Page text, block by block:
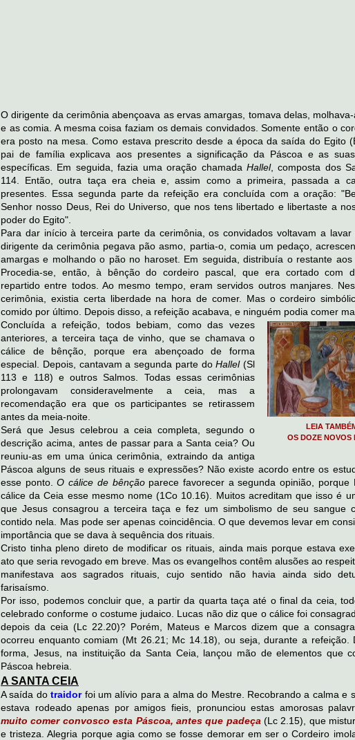
O dirigente da cerimônia abençoava as ervas amargas, tomava delas,
e as comia. A mesma coisa faziam os demais convidados. Somente então o
era posto na mesa. Como estava prescrito desde a época da saída do Egito
pai de família explicava aos presentes a significação da Páscoa e as
específicas. Em seguida, fazia uma oração chamada Hallel, composta dos
114. Então, outra taça era cheia e, assim como a primeira, passada a
presentes. Essa segunda parte da refeição era concluída com a oração:
Senhor nosso Deus, Rei do Universo, que nos tens libertado e libertaste a
poder do Egito".
Para dar início à terceira parte da cerimônia, os convidados voltavam a
dirigente da cerimônia pegava pão asmo, partia-o, comia um pedaço,
amargas e molhando o pão no haroset. Em seguida, distribuía o restante aos
Procedia-se, então, à bênção do cordeiro pascal, que era cortado com
repartido entre todos. Ao mesmo tempo, eram servidos outros manjares.
cerimônia, existia certa liberdade na hora de comer. Mas o cordeiro
comido por último. Depois disso, a refeição acabava, e ninguém podia comer
LEIA
OS DOZE NOVOS
Concluída a refeição, todos bebiam, como das vezes
anteriores, a terceira taça de vinho, que se chamava o
cálice de bênção, porque era abençoado de forma
especial. Depois, cantavam a segunda parte doHallel(Sl
113 e 118) e outros Salmos. Todas essas cerimônias
prolongavam consideravelmente a ceia, mas a
recomendação era que os participantes se retirassem
antes da meia-noite.
Será que Jesus celebrou a ceia completa, segundo o
descrição acima, antes de passar para a Santa ceia? Ou
reuniu-as em uma única cerimônia, extraindo da antiga
Páscoa alguns de seus rituais e expressões? Não existe acordo entre os
esse ponto.O cálice de bênçãoparece favorecer a segunda opinião, porque
cálice da Ceia esse mesmo nome (1Co 10.16). Muitos acreditam que isso é
que Jesus consagrou a terceira taça e fez um simbolismo de seu sangue
contido nela. Mas pode ser apenas coincidência. O que devemos levar em
importância que se dava à sequência dos rituais.
Cristo tinha pleno direto de modificar os rituais, ainda mais porque estava
ato que seria revogado em breve. Mas os evangelhos contêm alusões ao
manifestava aos sagrados rituais, cujo sentido não havia ainda sido
farisaísmo.
Por isso, podemos concluir que, a partir da quarta taça até o final da ceia,
celebrado conforme o costume judaico. Lucas não diz que o cálice foi
depois da ceia (Lc 22.20)? Porém, Mateus e Marcos dizem que a
ocorreu enquanto comiam (Mt 26.21; Mc 14.18), ou seja, durante a refeição.
forma, Jesus, na instituição da Santa Ceia, lançou mão de elementos que
Páscoa hebreia.
A SANTA CEIA
A saída dotraidorfoi um alívio para a alma do Mestre. Recobrando a calma e
estava rodeado apenas por amigos fieis, pronunciou estas amorosas
muito comer convosco esta Páscoa, antes que padeça (Lc 2.15), que
e tristeza. Alegria porque agia como se fosse demorar em ser o Cordeiro